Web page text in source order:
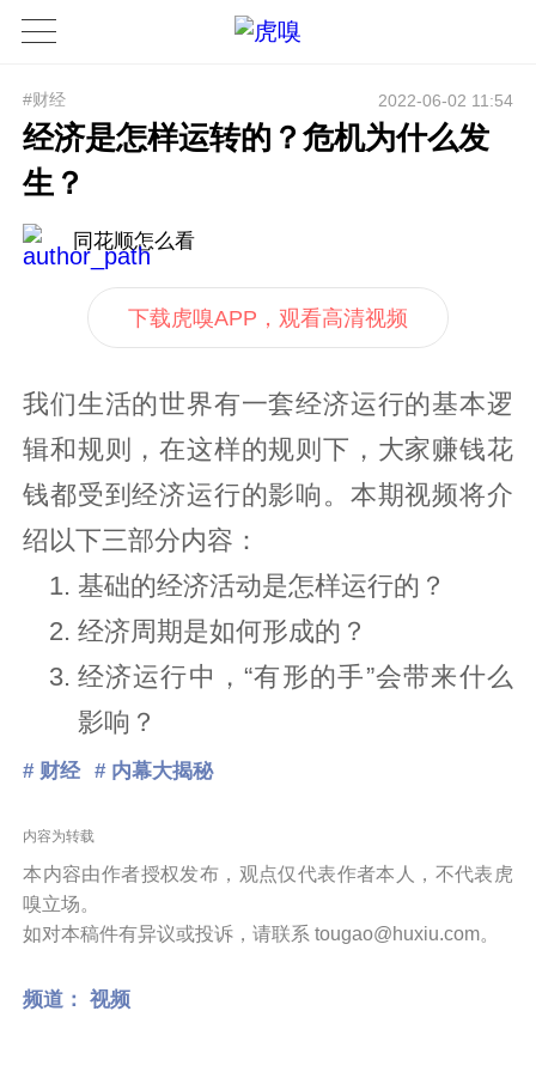
#财经 2022-06-02 11:54
经济是怎样运转的？危机为什么发
生？
同花顺怎么看
下载虎嗅APP，观看高清视频
我们生活的世界有一套经济运行的基本逻
辑和规则，在这样的规则下，大家赚钱花
钱都受到经济运行的影响。本期视频将介
绍以下三部分内容：
基础的经济活动是怎样运行的？
经济周期是如何形成的？
经济运行中，“有形的手”会带来什么
影响？
# 财经 # 内幕大揭秘
内容为转载
本内容由作者授权发布，观点仅代表作者本人，不代表虎
嗅立场。
如对本稿件有异议或投诉，请联系 tougao@huxiu.com。
频道： 视频